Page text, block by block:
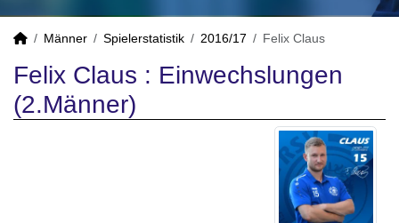
Männer Spielerstatistik 2016/17 Felix Claus
Felix Claus : Einwechslungen
(2.Männer)